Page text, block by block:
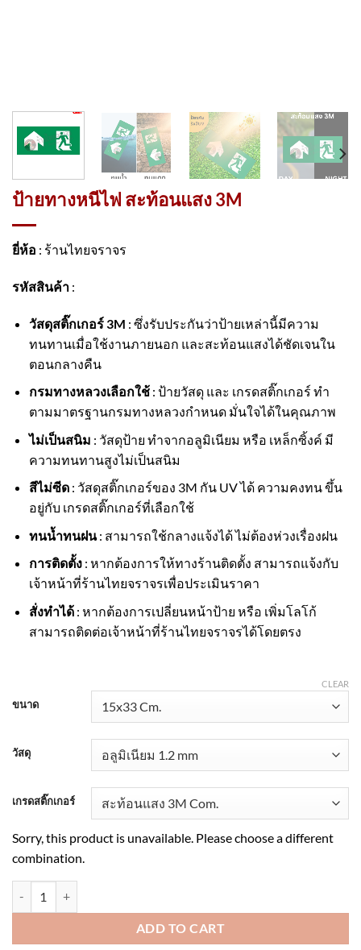
ป้ายทางหนีไฟ สะท้อนแสง 3M
ยี่ห้อ : ร้านไทยจราจร
รหัสสินค้า :
วัสดุสติ๊กเกอร์ 3M : ซึ่งรับประกันว่าป้ายเหล่านี้มีความ
ทนทานเมื่อใช้งานภายนอก และสะท้อนแสงได้ชัดเจนใน
ตอนกลางคืน
กรมทางหลวงเลือกใช้: ป้ายวัสดุ และ เกรดสติ๊กเกอร์ ทำ
ตามมาตรฐานกรมทางหลวงกำหนด มั่นใจได้ในคุณภาพ
ไม่เป็นสนิม : วัสดุป้าย ทำจากอลูมิเนียม หรือ เหล็กซิ้งค์ มี
ความทนทานสูงไม่เป็นสนิม
สีไม่ซีด: วัสดุสติ๊กเกอร์ของ 3M กัน UV ได้ ความคงทน ขึ้น
อยู่กับ เกรดสติ๊กเกอร์ที่เลือกใช้
ทนน้ำทนฝน: สามารถใช้กลางแจ้งได้ ไม่ต้องห่วงเรื่องฝน
การติดตั้ง: หากต้องการให้ทางร้านติดตั้ง สามารถแจ้งกับ
เจ้าหน้าที่ร้านไทยจราจรเพื่อประเมินราคา
สั่งทำได้: หากต้องการเปลี่ยนหน้าป้าย หรือ เพิ่มโลโก้
สามารถติดต่อเจ้าหน้าที่ร้านไทยจราจรได้โดยตรง
ขนาด
วัสดุ
เกรดสติ๊กเกอร์
CLEAR
Sorry, this product is unavailable. Please choose a different
combination.
ADD TO CART